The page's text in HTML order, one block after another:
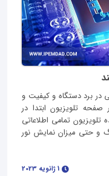
در برد دستگاه و کیفیت و
تلویزیون ابتدا در
تلویزیون تمامی اطلاعاتی
و حتی میزان نمایش نور